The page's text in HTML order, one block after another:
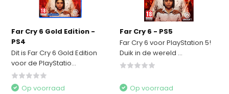
Far Cry 6 Gold Edition -
PS4
Dit is Far Cry 6 Gold Edition
voor de PlayStatio...
Op voorraad
Far Cry 6 - PS5
Far Cry 6 voor PlayStation 5!
Duik in de wereld ...
Op voorraad